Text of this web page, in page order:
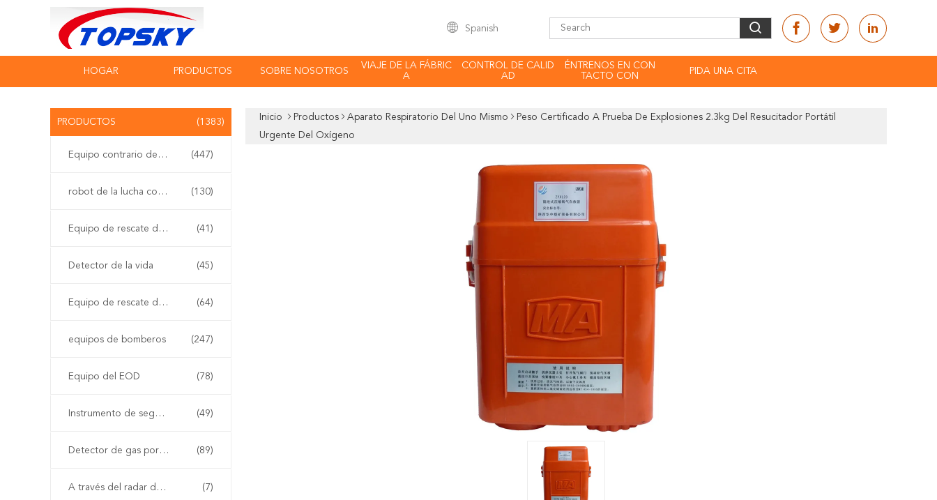
Spanish
HOGAR PRODUCTOS SOBRE NOSOTROS
VIAJE DE LA FÁBRIC
A
CONTROL DE CALID
AD
ÉNTRENOS EN CON
TACTO CON
PIDA UNA CITA
PRODUCTOS (1383)
Equipo contrario del terrorismo (447)
robot de la lucha contra el fuego (130)
Equipo de rescate del agua (41)
Detector de la vida (45)
Equipo de rescate del terremoto (64)
equipos de bomberos (247)
Equipo del EOD (78)
Instrumento de seguridad inherente (49)
Detector de gas portátil (89)
A través del radar de la pared (7)
Inicio Productos Aparato Respiratorio Del Uno Mismo
Peso Certificado A Prueba De Explosiones 2.3kg Del Resucitador Portátil
Urgente Del Oxígeno